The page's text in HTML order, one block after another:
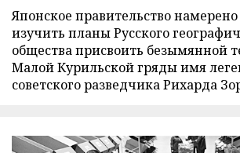
Японское правительство
изучить планы Русского
общества присвоить безымянной
Малой Курильской гряды имя
советского разведчика Рихарда